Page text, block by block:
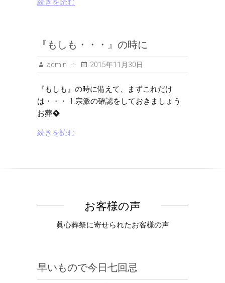
続きを読む
『もしも・・・』の時に
admin 2015年11月30日
『もしも』の時に備えて、まずこれだけ
は・・・ 1.宗派の確認をしておきましょう
お葬�
続きを読む
お客様の声
眞心葬祭に寄せられたお客様の声
早いもので今日七回忌